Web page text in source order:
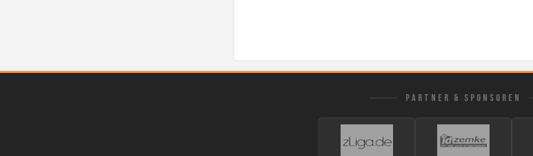
PARTNER & SPONSOREN